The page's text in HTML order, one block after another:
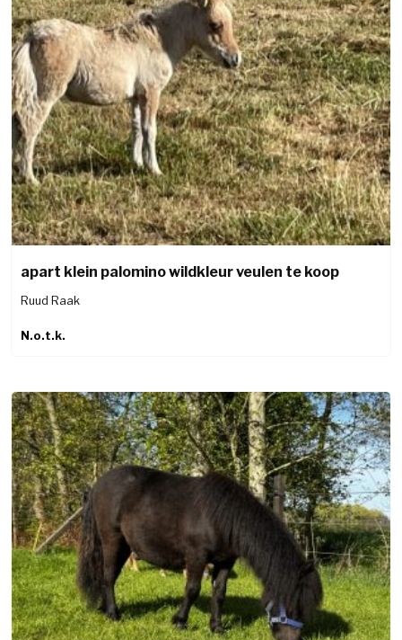
apart klein palomino wildkleur veulen te koop
Ruud Raak
N.o.t.k.